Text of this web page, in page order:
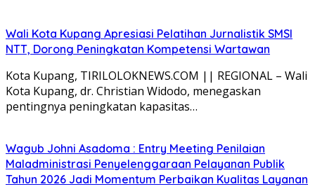
Wali Kota Kupang Apresiasi Pelatihan Jurnalistik SMSI
NTT, Dorong Peningkatan Kompetensi Wartawan
Kota Kupang, TIRILOLOKNEWS.COM || REGIONAL – Wali
Kota Kupang, dr. Christian Widodo, menegaskan
pentingnya peningkatan kapasitas…
Wagub Johni Asadoma : Entry Meeting Penilaian
Maladministrasi Penyelenggaraan Pelayanan Publik
Tahun 2026 Jadi Momentum Perbaikan Kualitas Layanan